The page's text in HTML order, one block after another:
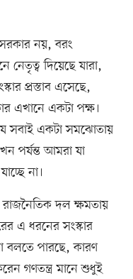
সরকার নয়, বরং
নেতৃত্ব দিয়েছে যারা,
প্রস্তাব এসেছে,
এখানে একটা পক্ষ।
সবাই একটা সমঝোতায়
পর্যন্ত আমরা যা
না।
রাজনৈতিক দল ক্ষমতায়
এ ধরনের সংস্কার
বলতে পারছে, কারণ
গণতন্ত্র মানে শুধুই